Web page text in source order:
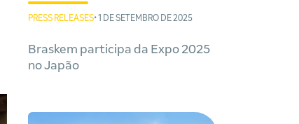
PRESS RELEASES• 1 DE SETEMBRO DE 2025
Braskem participa da Expo 2025
no Japão